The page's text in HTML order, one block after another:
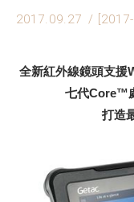
2017.09.27 /
全新紅外線鏡頭支
七代Core™
打造